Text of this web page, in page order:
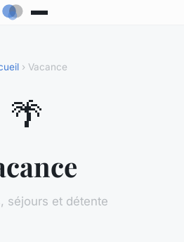
› Vacance
🌴
séjours et détente